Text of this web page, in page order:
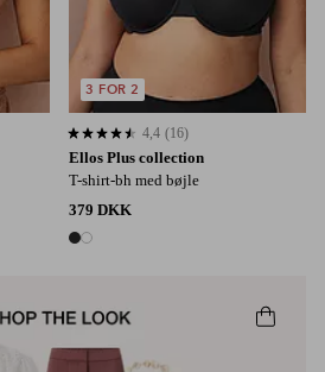
Ellos Plus collection
T-shirt-bh med bøjle
379 DKK
2 farver
4,4 baseret på 16 bedømmelser
4,4 (16)
3 FOR 2